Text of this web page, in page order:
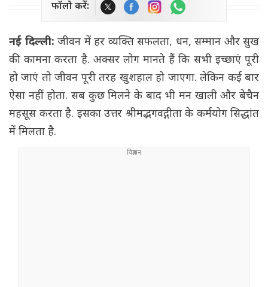
फॉलो करें:
नई दिल्ली: जीवन में हर व्यक्ति सफलता, धन, सम्मान और सुख
की कामना करता है. अक्सर लोग मानते हैं कि सभी इच्छाएं पूरी
हो जाएं तो जीवन पूरी तरह खुशहाल हो जाएगा. लेकिन कई बार
ऐसा नहीं होता. सब कुछ मिलने के बाद भी मन खाली और बेचैन
महसूस करता है. इसका उत्तर श्रीमद्भगवद्गीता के कर्मयोग सिद्धांत
में मिलता है.